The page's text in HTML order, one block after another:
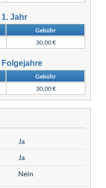
Jahr
Gebühr
30,00 €
Gebühr
30,00 €
Ja
Ja
Nein